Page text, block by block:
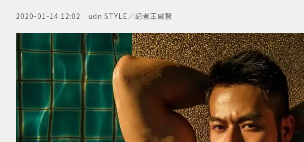
2020-01-14 12:02 udn STYLE／記者王威智